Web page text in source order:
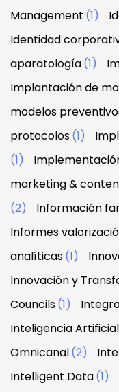
Management (1)
Identidad
aparatología(1)
Implantación de
modelos
protocolos(1)
(1)
marketing &
(2)
Información
Informes
analíticas(1)
Innovación y
Councils(1)
Inteligencia Artificial
Omnicanal(2)
Intelligent Data(1)